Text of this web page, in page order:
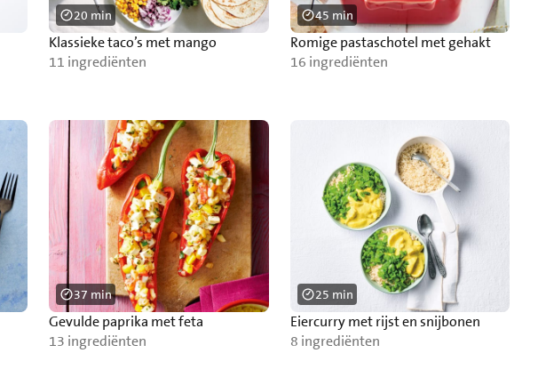
Klassieke taco’s met mango
11 ingrediënten
20 min
Romige pastaschotel met gehakt
16 ingrediënten
45 min
Gevulde paprika met feta
13 ingrediënten
37 min
Eiercurry met rijst en snijbonen
8 ingrediënten
25 min